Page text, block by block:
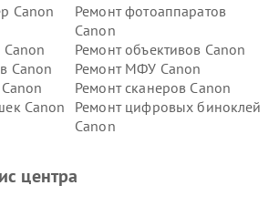
Canon
Ремонт фотоаппаратов
Canon
Ремонт объективов Canon
Canon
Ремонт МФУ Canon
Ремонт сканеров Canon
Canon
Ремонт цифровых биноклей
Canon
центра